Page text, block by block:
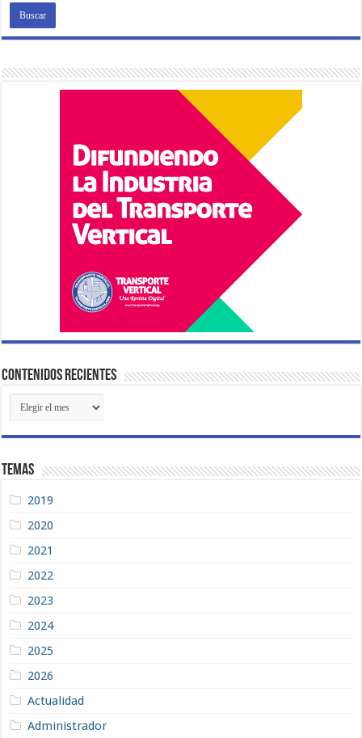
Contenidos Recientes
Contenidos
Recientes
Temas
2019
2020
2021
2022
2023
2024
2025
2026
Actualidad
Administrador